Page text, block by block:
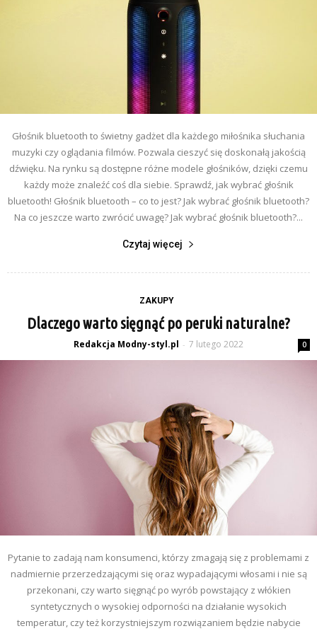
Głośnik bluetooth to świetny gadżet dla każdego miłośnika słuchania
muzyki czy oglądania filmów. Pozwala cieszyć się doskonałą jakością
dźwięku. Na rynku są dostępne różne modele głośników, dzięki czemu
każdy może znaleźć coś dla siebie. Sprawdź, jak wybrać głośnik
bluetooth! Głośnik bluetooth – co to jest? Jak wybrać głośnik bluetooth?
Na co jeszcze warto zwrócić uwagę? Jak wybrać głośnik bluetooth?...
Czytaj więcej
ZAKUPY
Dlaczego warto sięgnąć po peruki naturalne?
Redakcja Modny-styl.pl - 7 lutego 2022 0
Pytanie to zadają nam konsumenci, którzy zmagają się z problemami z
nadmiernie przerzedzającymi się oraz wypadającymi włosami i nie są
przekonani, czy warto sięgnąć po wyrób powstający z włókien
syntetycznych o wysokiej odporności na działanie wysokich
temperatur, czy też korzystniejszym rozwiązaniem będzie nabycie